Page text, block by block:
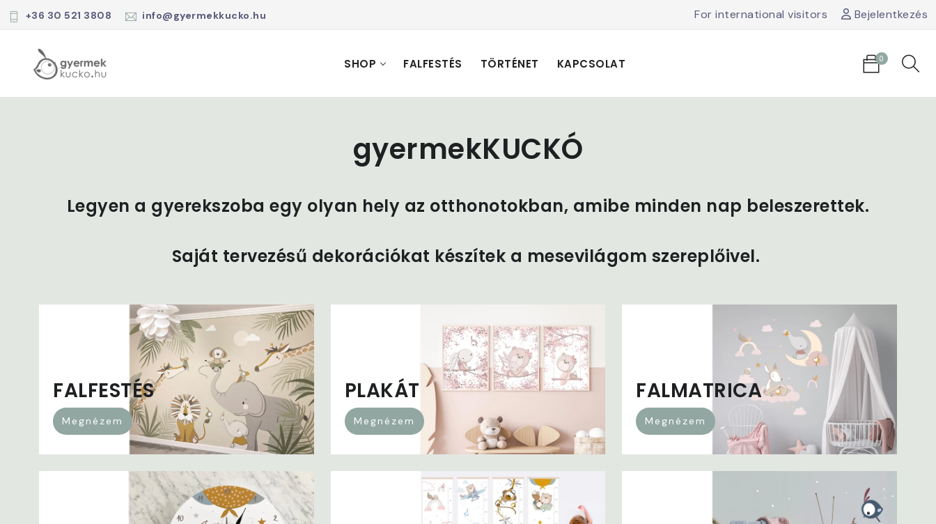
+36 30 521 3808 info@gyermekkucko.hu For international visitors Bejelentkezés
SHOP FALFESTÉS TÖRTÉNET KAPCSOLAT 0
gyermekKUCKÓ
Legyen a gyerekszoba egy olyan hely az otthonotokban, amibe minden nap beleszerettek.
Saját tervezésű dekorációkat készítek a mesevilágom szereplőivel.
FALFESTÉS
Megnézem
PLAKÁT
Megnézem
FALMATRICA
Megnézem